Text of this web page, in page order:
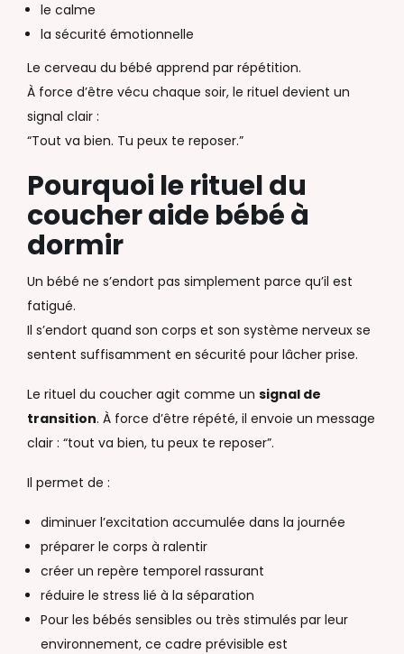
le calme
la sécurité émotionnelle
Le cerveau du bébé apprend par répétition.
À force d’être vécu chaque soir, le rituel devient un
signal clair :
“Tout va bien. Tu peux te reposer.”
Pourquoi le rituel du
coucher aide bébé à
dormir
Un bébé ne s’endort pas simplement parce qu’il est
fatigué.
Il s’endort quand son corps et son système nerveux se
sentent suffisamment en sécurité pour lâcher prise.
Le rituel du coucher agit comme un signal de
transition. À force d’être répété, il envoie un message
clair : “tout va bien, tu peux te reposer”.
Il permet de :
diminuer l’excitation accumulée dans la journée
préparer le corps à ralentir
créer un repère temporel rassurant
réduire le stress lié à la séparation
Pour les bébés sensibles ou très stimulés par leur
environnement, ce cadre prévisible est